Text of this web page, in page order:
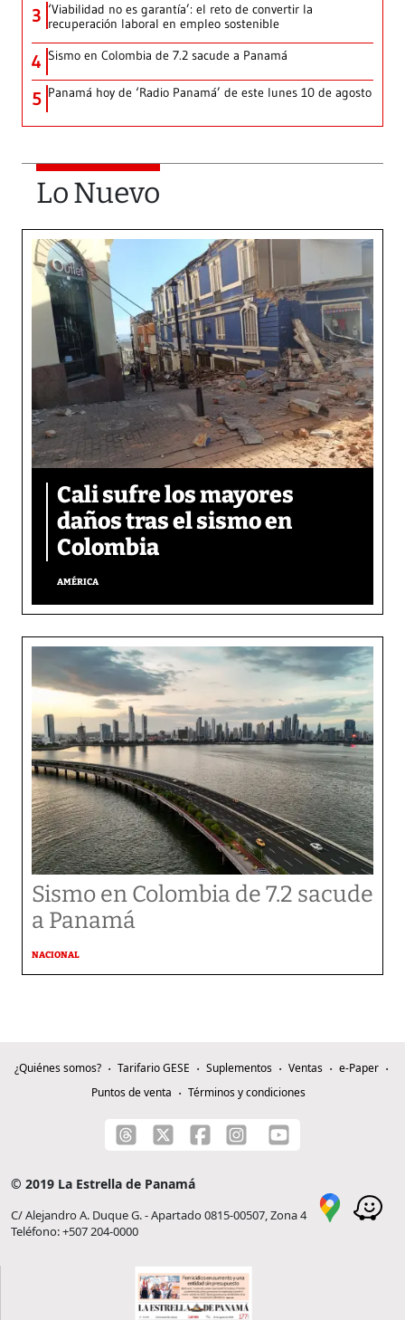
3 ‘Viabilidad no es garantía’: el reto de convertir la
recuperación laboral en empleo sostenible
4 Sismo en Colombia de 7.2 sacude a Panamá
5 Panamá hoy de ‘Radio Panamá’ de este lunes 10 de agosto
Lo Nuevo
Cali sufre los mayores
daños tras el sismo en
Colombia
AMÉRICA
Sismo en Colombia de 7.2 sacude
a Panamá
NACIONAL
¿Quiénes somos? Tarifario GESE Suplementos Ventas
e-Paper
Puntos de venta
Términos y condiciones
© 2019 La Estrella de Panamá
C/ Alejandro A. Duque G. - Apartado 0815-00507, Zona 4
Teléfono: +507 204-0000